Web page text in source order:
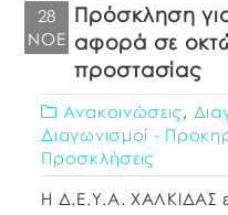
28
ΝΟΈ
Πρόσκληση
αφορά σε
προστασίας
Ανακοινώσεις ,
Διαγωνισμοί -
Προσκλήσεις
Η Δ.Ε.Υ.Α. ΧΑΛΚΙΔΑΣ